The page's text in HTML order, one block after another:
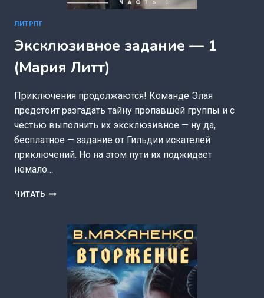
ЛИТРПГ
Эксклюзивное задание — 1
(Мария Литт)
Приключения продолжаются! Команде Элая
предстоит разгадать тайну пропавшей группы и с
честью выполнить их эксклюзивное — ну да,
бесплатное — задание от Гильдии искателей
приключений. Но на этом пути их поджидает
немало…
ЧИТАТЬ ЭКСКЛЮЗИВНОЕ
(МАРИЯ